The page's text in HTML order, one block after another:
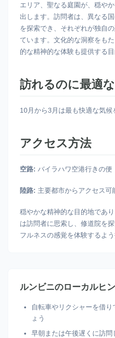
エリア、聖なる庭園が、穏や
出します。訪問者は、異なる
を探索でき、それぞれが独自
ています。文化的な洞察をも
的な精神的な体験も提供する目
訪れるのに最適
10月から3月は最も快適な気候
アクセス方法
空路: バイラハワ空港行きの便
陸路: 主要都市からアクセス可
穏やかな精神的な目的地であ
は訪問者に思索し、修道院を
フルネスの感覚を体験するよう
ルンビニのローカルヒ
自転車やリクシャーを借
ょう
早朝または午後遅くに訪問